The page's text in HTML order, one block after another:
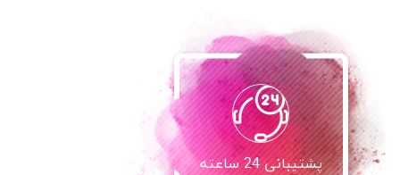
پشتیبانی 24 ساعته